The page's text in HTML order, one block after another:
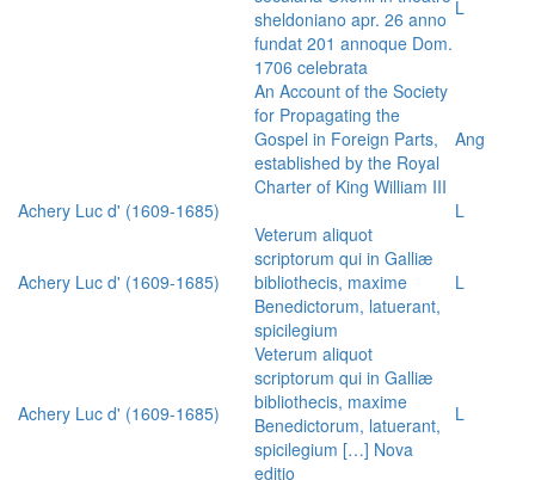
sheldoniano apr. 26 anno
fundat 201 annoque Dom.
1706 celebrata
L
An Account of the Society
for Propagating the
Gospel in Foreign Parts,
established by the Royal
Charter of King William III
Ang
Achery Luc d' (1609-1685) L
Achery Luc d' (1609-1685)
Veterum aliquot
scriptorum qui in Galliæ
bibliothecis, maxime
Benedictorum, latuerant,
spicilegium
L
Achery Luc d' (1609-1685)
Veterum aliquot
scriptorum qui in Galliæ
bibliothecis, maxime
Benedictorum, latuerant,
spicilegium […] Nova
editio
L